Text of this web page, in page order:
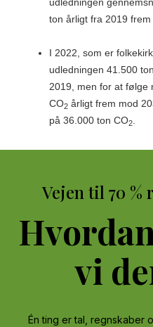
ton årligt fra 2019
I 2022 , som er
udledningen 41.500
2019, men for at følge
CO2 årligt frem mod
på 36.000 ton CO2
Vejen til 70 %
vi
Én ting er tal, regnskaber